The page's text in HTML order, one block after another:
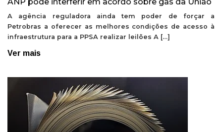
A agência reguladora ainda tem poder de forçar a
Petrobras a oferecer as melhores condições de acesso à
infraestrutura para a PPSA realizar leilões A […]
Ver mais